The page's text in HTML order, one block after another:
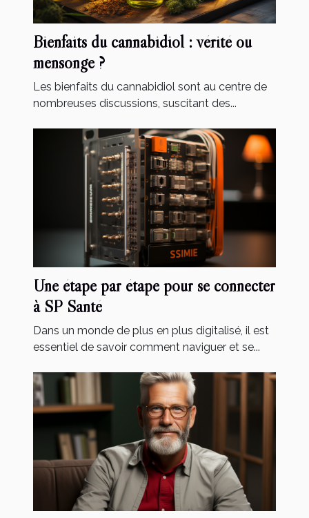
Bienfaits du cannabidiol : vérité ou
mensonge ?
Les bienfaits du cannabidiol sont au centre de
nombreuses discussions, suscitant des...
Une étape par étape pour se connecter
à SP Santé
Dans un monde de plus en plus digitalisé, il est
essentiel de savoir comment naviguer et se...